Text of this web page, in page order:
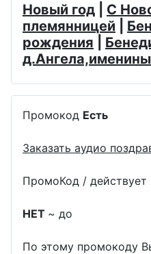
Новый год
С
племянницей
рождения
д.Ангела,именины
Промокод Есть
Заказать аудио
ПромоКод /
НЕТ ~ до
По этому промокоду